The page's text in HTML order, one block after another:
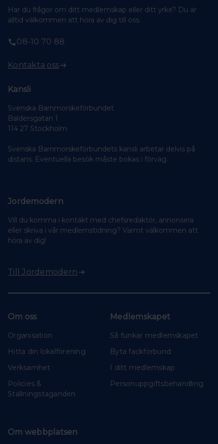
Har du frågor om ditt medlemskap eller ditt yrke? Du är
alltid välkommen att höra av dig till oss.
08-10 70 88
Kontakta oss
Kansli
Svenska Barnmorskeförbundet
Baldersgatan 1
114 27 Stockholm
Svenska Barnmorskeförbundets kansli arbetar delvis på
distans. Eventuella besök måste bokas i förväg.
Jordemodern
Vill du komma i kontakt med chefsredaktör, annonsera
eller skriva i vår medlemstidning? Varmt välkommen att
höra av dig!
Till Jordemodern
Om oss
Organisation
Hitta din lokalförening
Verksamhet
Policies &
Ställningstaganden
Medlemskapet
Så funkar medlemskapet
Byta fackförbund
I ditt medlemskap
Personuppgiftsbehandling
Om webbplatsen